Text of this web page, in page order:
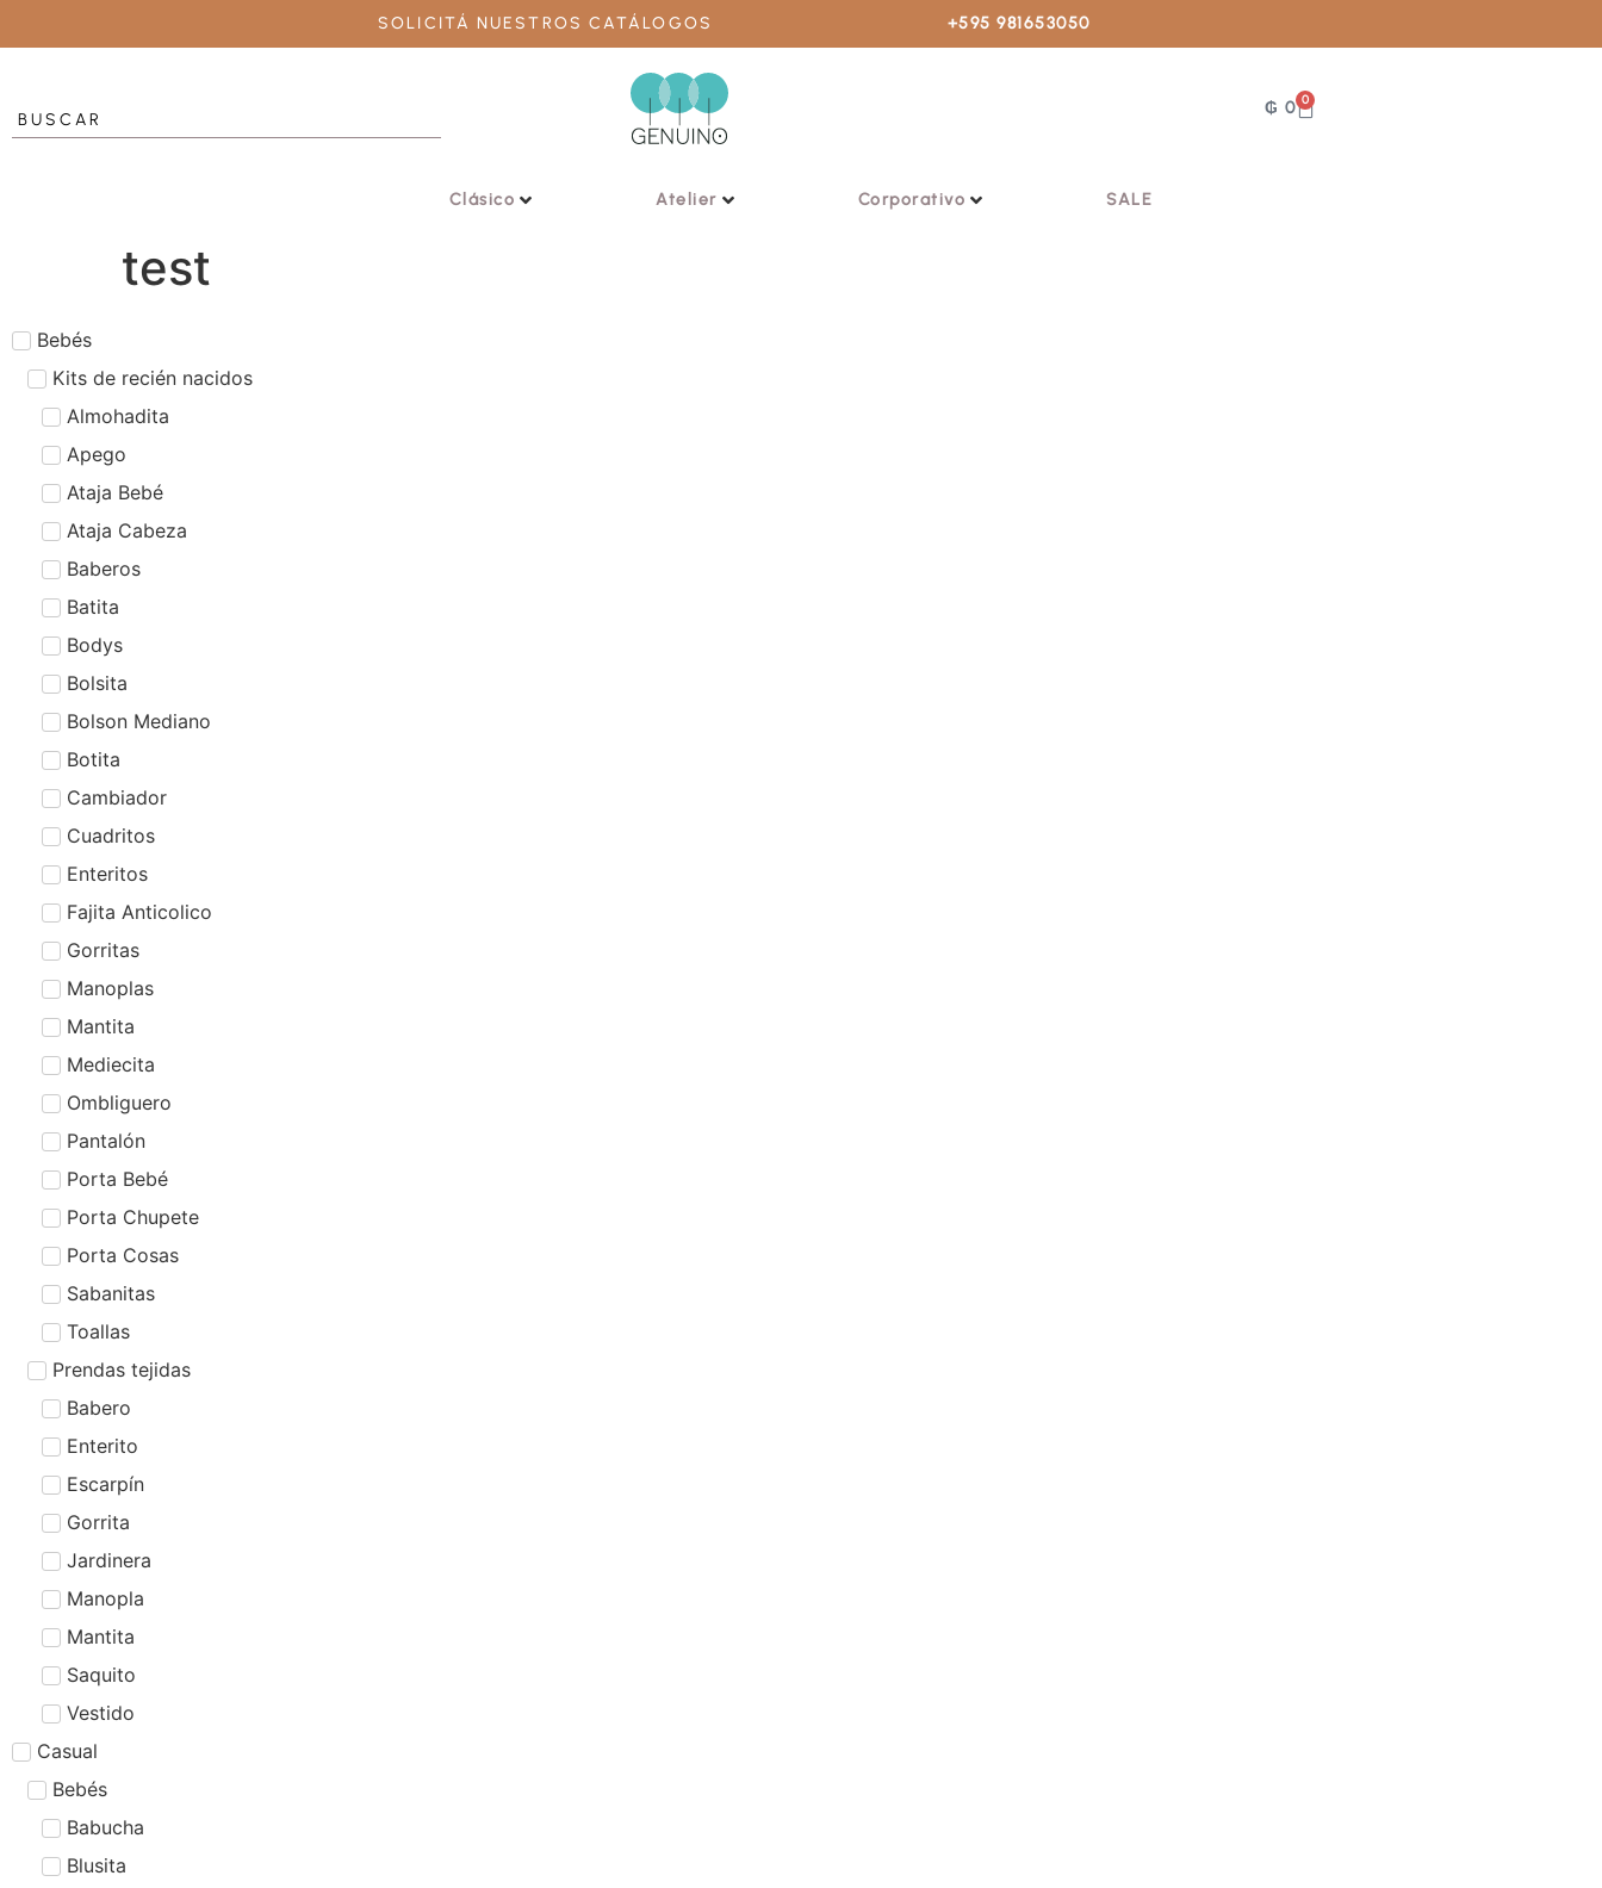
SOLICITÁ NUESTROS CATÁLOGOS +595 981653050
₲ 0 0
Clásico Atelier Corporativo SALE
test
Bebés
Kits de recién nacidos
Almohadita
Apego
Ataja Bebé
Ataja Cabeza
Baberos
Batita
Bodys
Bolsita
Bolson Mediano
Botita
Cambiador
Cuadritos
Enteritos
Fajita Anticolico
Gorritas
Manoplas
Mantita
Mediecita
Ombliguero
Pantalón
Porta Bebé
Porta Chupete
Porta Cosas
Sabanitas
Toallas
Prendas tejidas
Babero
Enterito
Escarpín
Gorrita
Jardinera
Manopla
Mantita
Saquito
Vestido
Casual
Bebés
Babucha
Blusita